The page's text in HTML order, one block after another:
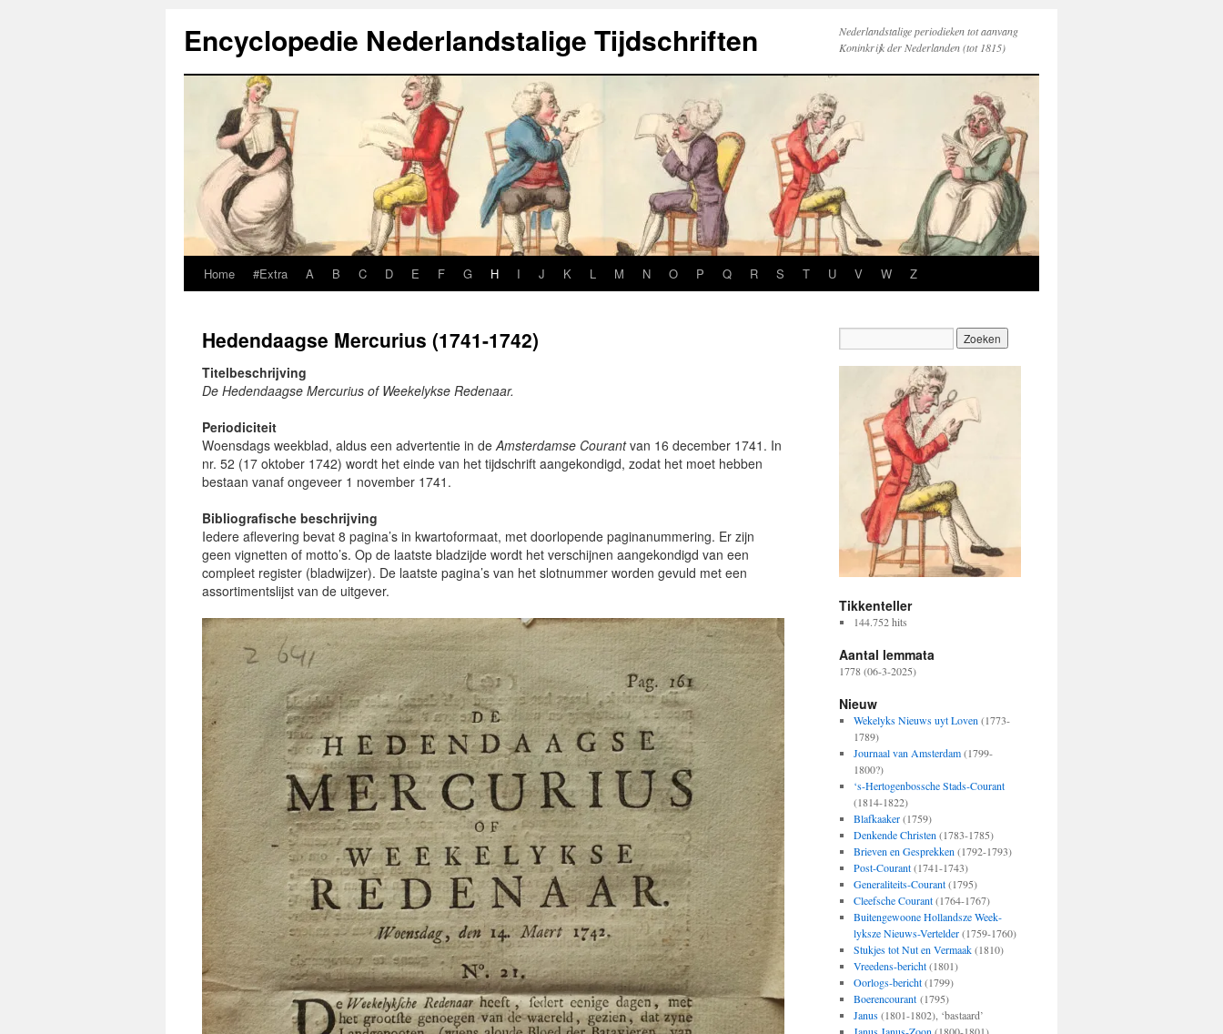
naar
de
Encyclopedie Nederlandstalige Tijdschriften
Nederlandstalige periodieken tot aanvang
Koninkrijk der Nederlanden (tot 1815)
Home #Extra A B C D E F G H I J K L M N O P Q R S T U V W Z
Hedendaagse Mercurius (1741-1742)
Titelbeschrijving
De Hedendaagse Mercurius of Weekelykse Redenaar.
Periodiciteit
Woensdags weekblad, aldus een advertentie in deAmsterdamse Courantvan 16 december 1741. In
nr. 52 (17 oktober 1742) wordt het einde van het tijdschrift aangekondigd, zodat het moet hebben
bestaan vanaf ongeveer 1 november 1741.
Bibliografische beschrijving
Iedere aflevering bevat 8 pagina’s in kwartoformaat, met doorlopende paginanummering. Er zijn
geen vignetten of motto’s. Op de laatste bladzijde wordt het verschijnen aangekondigd van een
compleet register (bladwijzer). De laatste pagina’s van het slotnummer worden gevuld met een
assortimentslijst van de uitgever.
Tikkenteller
144.752 hits
Aantal lemmata
1778 (06-3-2025)
Nieuw
Wekelyks Nieuws uyt Loven (1773-
1789)
Journaal van Amsterdam(1799-
1800?)
‘s-Hertogenbossche Stads-Courant
(1814-1822)
Blafkaaker(1759)
Denkende Christen (1783-1785)
Brieven en Gesprekken (1792-1793)
Post-Courant(1741-1743)
Generaliteits-Courant(1795)
Cleefsche Courant(1764-1767)
Buitengewoone Hollandsze Week­
lyksze Nieuws-Vertelder(1759-1760)
Stukjes tot Nut en Vermaak(1810)
Vreedens-bericht(1801)
Oorlogs-bericht(1799)
Boerencourant(1795)
Janus(1801-1802), ‘bastaard’
Janus Janus-Zoon (1800-1801)